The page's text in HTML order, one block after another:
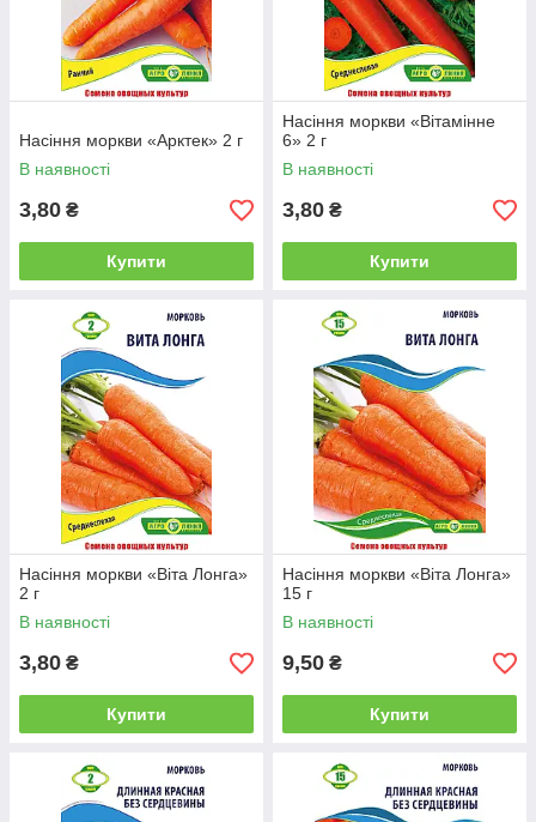
Насіння моркви «Арктек» 2 г
В наявності
3,80 ₴
Купити
Насіння моркви «Вітамінне
6» 2 г
В наявності
3,80 ₴
Купити
Насіння моркви «Віта Лонга»
2 г
В наявності
3,80 ₴
Купити
Насіння моркви «Віта Лонга»
15 г
В наявності
9,50 ₴
Купити